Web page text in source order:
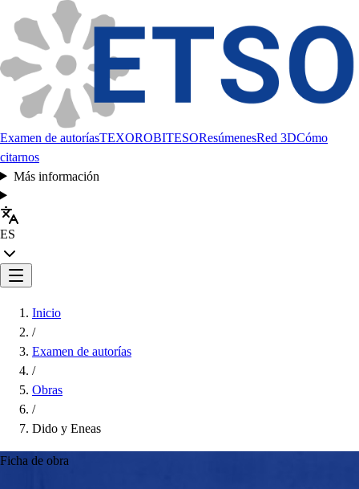
Examen de autoríasTEXOROBITESOResúmenesRed 3DCómo
citarnos
Más información
ES
Inicio
/
Examen de autorías
/
Obras
/
Dido y Eneas
Ficha de obra